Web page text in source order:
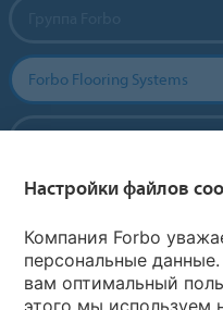
Forbo Flooring Systems
Выберите страну
Выберите вашу страну
Настройки файлов
Компания Forbo
персональные
вам оптимальный
этого мы используем